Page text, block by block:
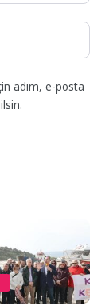
adım, e-posta